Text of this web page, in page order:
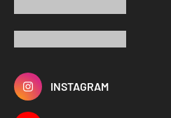
INSTAGRAM